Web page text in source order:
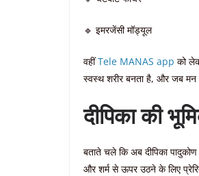
🔹 इमरजेंसी मॉड्यूल
वहींTele MANAS app को
स्वस्थ शरीर बनता है, और जब मन
दीपिका की
बताते चले कि अब दीपिका
और शर्म से ऊपर उठने के लिए